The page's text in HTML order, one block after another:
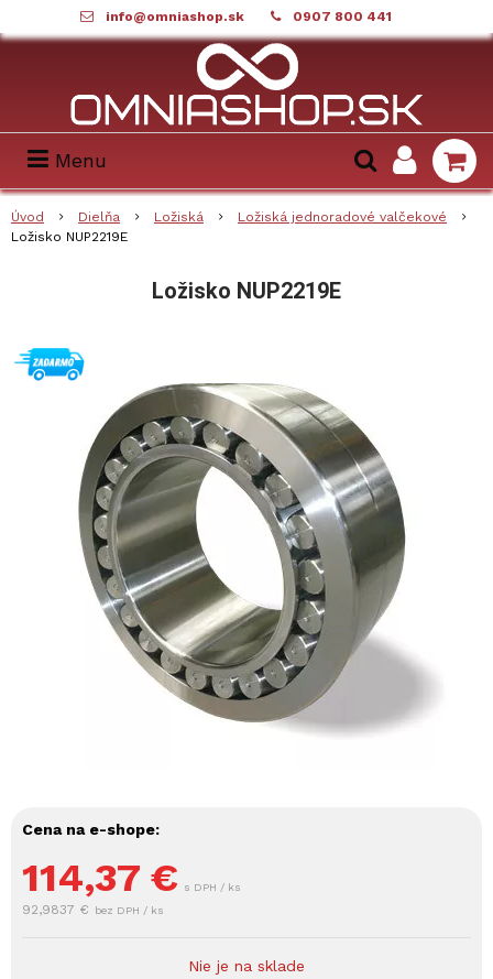
info@omniashop.sk 0907 800 441
Menu
Úvod Dielňa Ložiská
Ložiská jednoradové valčekové
Ložisko NUP2219E
Ložisko NUP2219E
Cena na e-shope:
114,37 € s DPH / ks
92,9837 € bez DPH / ks
Nie je na sklade